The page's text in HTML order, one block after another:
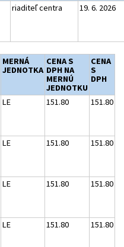
riaditeľ centra 19. 6. 2026
MERNÁ
JEDNOTKA
CENA S
DPH NA
MERNÚ
JEDNOTKU
CENA
S
DPH
LE 151.80 151.80
LE 151.80 151.80
LE 151.80 151.80
LE 151.80 151.80